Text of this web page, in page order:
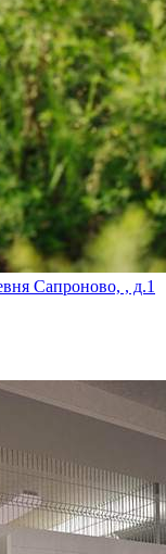
Сапроново, , д.1